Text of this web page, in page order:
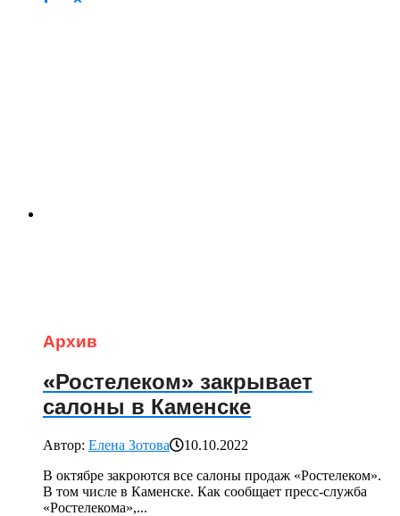
Архив
«Ростелеком» закрывает
салоны в Каменске
Автор: Елена Зотова
10.10.2022
В октябре закроются все салоны продаж «Ростелеком».
В том числе в Каменске. Как сообщает пресс-служба
«Ростелекома»,...